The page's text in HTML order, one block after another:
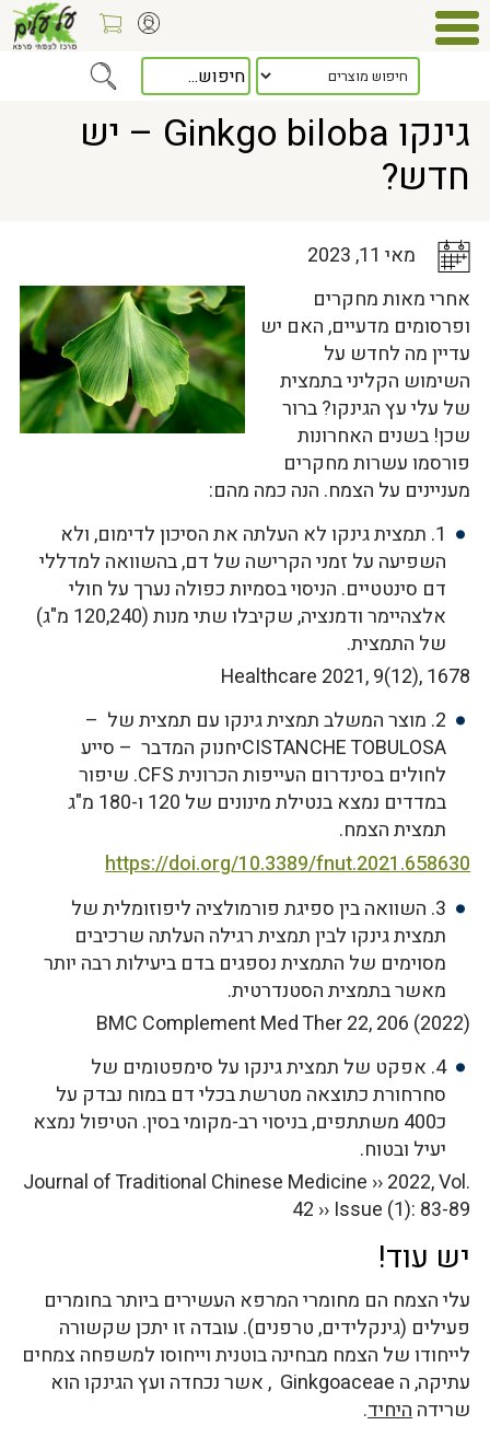
כלל המאמרים> גינקו Ginkgo biloba – יש חדש?
גינקו Ginkgo biloba – יש
חדש?
מאי 11, 2023
אחרי מאות מחקרים
ופרסומים מדעיים, האם יש
עדיין מה לחדש על
השימוש הקליני בתמצית
של עלי עץ הגינקו? ברור
שכן! בשנים האחרונות
פורסמו עשרות מחקרים
מעניינים על הצמח. הנה כמה מהם:
1. תמצית גינקו לא העלתה את הסיכון לדימום, ולא
השפיעה על זמני הקרישה של דם, בהשוואה למדללי
דם סינטטיים. הניסוי בסמיות כפולה נערך על חולי
אלצהיימר ודמנציה, שקיבלו שתי מנות (120,240 מ"ג)
של התמצית.
Healthcare 2021, 9(12), 1678
2. מוצר המשלב תמצית גינקו עם תמצית של –
CISTANCHE TOBULOSAיחנוק המדבר – סייע
לחולים בסינדרום העייפות הכרונית CFS. שיפור
במדדים נמצא בנטילת מינונים של 120 ו-180 מ"ג
תמצית הצמח.
https://doi.org/10.3389/fnut.2021.658630
3. השוואה בין ספיגת פורמולציה ליפוזומלית של
תמצית גינקו לבין תמצית רגילה העלתה שרכיבים
מסוימים של התמצית נספגים בדם ביעילות רבה יותר
מאשר בתמצית הסטנדרטית.
BMC Complement Med Ther 22, 206 (2022)
4. אפקט של תמצית גינקו על סימפטומים של
סחרחורת כתוצאה מטרשת בכלי דם במוח נבדק על
כ400 משתתפים, בניסוי רב-מקומי בסין. הטיפול נמצא
יעיל ובטוח.
Journal of Traditional Chinese Medicine ›› 2022, Vol.
42 ›› Issue (1): 83-89
יש עוד!
עלי הצמח הם מחומרי המרפא העשירים ביותר בחומרים
פעילים (גינקלידים, טרפנים). עובדה זו יתכן שקשורה
לייחודו של הצמח מבחינה בוטנית וייחוסו למשפחה צמחים
עתיקה, ה Ginkgoaceae , אשר נכחדה ועץ הגינקו הוא
שרידההיחיד.